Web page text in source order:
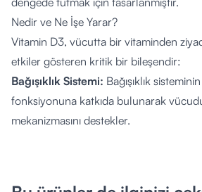
Nedir ve Ne İşe Yarar?
Vitamin D3, vücutta bir vitaminden
etkiler gösteren kritik bir bileşendir:
Bağışıklık Sistemi: Bağışıklık
fonksiyonuna katkıda bulunarak
mekanizmasını destekler.